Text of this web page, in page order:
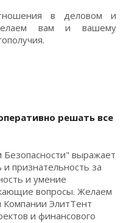
в деловом и
вам и вашему
решать все
выражает
признательность за
и умение
вопросы. Желаем
Компании ЭлитТент
и финансового